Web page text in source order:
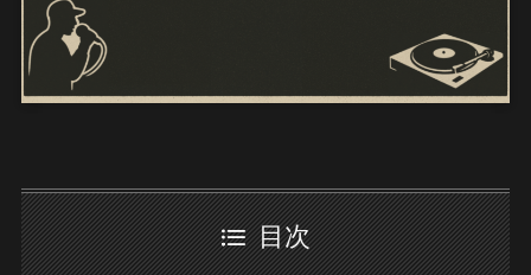
目次